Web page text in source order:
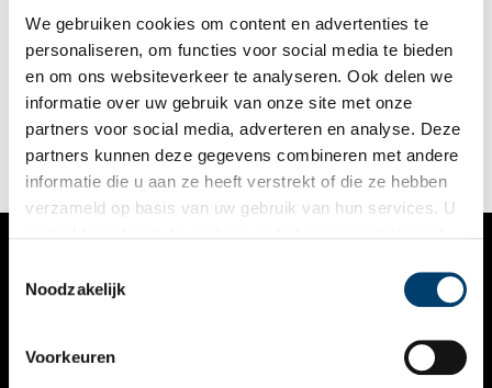
We gebruiken cookies om content en advertenties te
personaliseren, om functies voor social media te bieden
en om ons websiteverkeer te analyseren. Ook delen we
informatie over uw gebruik van onze site met onze
partners voor social media, adverteren en analyse. Deze
partners kunnen deze gegevens combineren met andere
informatie die u aan ze heeft verstrekt of die ze hebben
verzameld op basis van uw gebruik van hun services. U
Noodzakelijk
Voorkeuren
35 jaar geleden deed Willemien Spook een vondst bij het
grofvuil die lange tijd haar leven zou beheersen. Een huis aan
de Haarlemse Verspronckweg werd leeg geruimd, alles ging in
een grofvuilcontainer. De auteur nam een map met vergeelde
foto’s en brieven mee met de bedoeling uit te vinden voor wie
deze paperassen nog van waarde zouden kunnen zijn.
Thuisgekomen zag ze dat het ging om documenten uit de
Tweede Wereldoorlog, waaronder brieven van een SS’er.
1 min
VERHALEN
KALENDER